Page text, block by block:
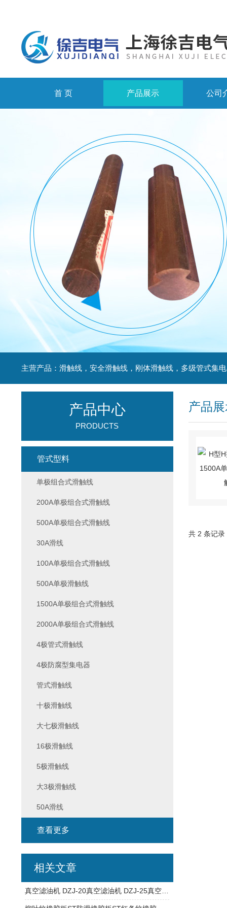
首 页 产品展示 公司
产品
共 2 条记
产品中心
PRODUCTS
管式型料
单极组合式滑触线
200A单极组合式滑触线
500A单极组合式滑触线
30A滑线
100A单极组合式滑触线
500A单极滑触线
1500A单极组合式滑触线
2000A单极组合式滑触线
4极管式滑触线
4极防腐型集电器
管式滑触线
十极滑触线
大七极滑触线
16极滑触线
5极滑触线
大3极滑触线
50A滑线
查看更多
相关文章